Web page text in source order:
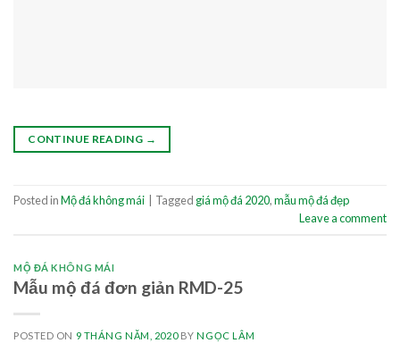
CONTINUE READING →
Posted inMộ đá không mái Tagged giá mộ đá 2020,mẫu mộ đá đẹp
Leave a comment
MỘ ĐÁ KHÔNG MÁI
Mẫu mộ đá đơn giản RMD-25
POSTED ON 9 THÁNG NĂM, 2020BYNGỌC LÂM